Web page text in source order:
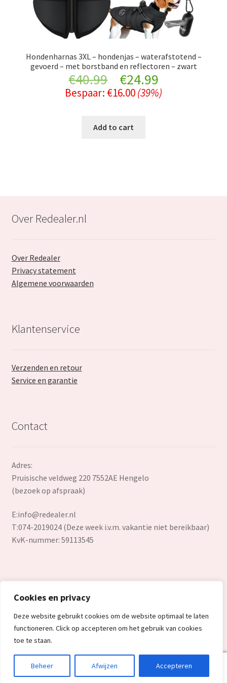
Cookies en privacy
Deze website gebruikt cookies om de website optimaal te laten
functioneren. Click op accepteren om het gebruik van cookies
toe te staan.
Beheer Afwijzen Accepteren
Hondenharnas 3XL – hondenjas – waterafstotend –
gevoerd – met borstband en reflectoren – zwart
€40.99
Original
price
was:
€24.99Current
price
Bespaar: €16.00(39%)
Add to cart
Over Redealer.nl
Over Redealer
Privacy statement
Algemene voorwaarden
Klantenservice
Verzenden en retour
Service en garantie
Contact
Adres:
Pruisische veldweg 220 7552AE Hengelo
(bezoek op afspraak)
E:info@redealer.nl
T:074-2019024 (Deze week i.v.m. vakantie niet bereikbaar)
KvK-nummer: 59113545
© Redealer.nl | Gecontroleerde retourproducten en nieuwe
overstockproducten tegen een onverslaanbare lage prijs.
2026
Search
Search